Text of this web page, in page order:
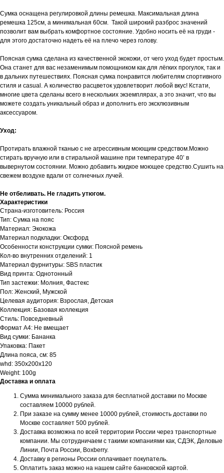
Сумка оснащена регулировкой длины ремешка. Максимальная длина
ремешка 125см, а минимальная 60см. Такой широкий разброс значений
позволит вам выбрать комфортное состояние. Удобно носить её на груди -
для этого достаточно надеть её на плечо через голову.
Поясная сумка сделана из качественной экокожи, от чего уход будет простым.
Она станет для вас незаменимым помощником как для лёгких прогулок, так и
в дальних путешествиях. Поясная сумка понравится любителям спортивного
стиля и casual. А количество расцветок удовлетворит любой вкус! Кстати,
многие цвета сделаны всего в нескольких экземплярах, а это значит, что вы
можете создать уникальный образ и дополнить его эксклюзивным
аксессуаром.
Уход:
Протирать влажной тканью с не агрессивным моющим средством.Можно
стирать вручную или в стиральной машине при температуре 40’ в
вывернутом состоянии. Можно добавить жидкое моющее средство.Сушить на
свежем воздухе вдали от солнечных лучей.
Не отбеливать. Не гладить утюгом.
Характеристики
Страна-изготовитель: Россия
Тип: Сумка на пояс
Материал: Экокожа
Материал подкладки: Оксфорд
Особенности конструкции сумки: Поясной ремень
Кол-во внутренних отделений: 1
Материал фурнитуры: SBS пластик
Вид принта: Однотонный
Тип застежки: Молния, Фастекс
Пол: Женский, Мужской
Целевая аудитория: Взрослая, Детская
Коллекция: Базовая коллекция
Стиль: Повседневный
Формат А4: Не вмещает
Вид сумки: Бананка
Упаковка: Пакет
Длина пояса, см: 85
whd: 350x200x120
Weight: 100g
Доставка и оплата
Сумма минимального заказа для бесплатной доставки по Москве
составляем 10000 рублей.
При заказе на сумму менее 10000 рублей, стоимость доставки по
Москве составляет 500 рублей.
Доставка возможна по всей территории России через транспортные
компании. Мы сотрудничаем с такими компаниями как, СДЭК, Деловые
Линии, Почта России, Boxberry.
Доставку в регионы России оплачивает покупатель.
Оплатить заказ можно на нашем сайте банковской картой.